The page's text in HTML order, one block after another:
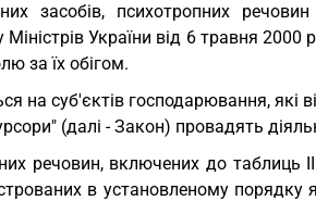
засобів, психотропних
України від 6 травня
за їх обігом.
на суб'єктів господарювання, які
(далі - Закон) провадять
речовин, включених до таблиць II
в установленому порядку